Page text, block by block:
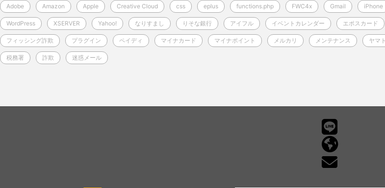
Adobe Amazon Apple Creative Cloud css eplus functions.php FWC4x Gmail iPhone
WordPress XSERVER Yahoo! なりすまし りそな銀行 アイフル イベントカレンダー エポスカード
フィッシング詐欺 プラグイン ペイディ マイナカード マイナポイント メルカリ メンテナンス ヤマ
税務署 詐欺 迷惑メール